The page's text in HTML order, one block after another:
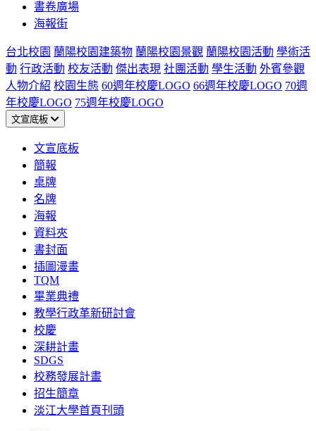
書卷廣場
海報街
台北校園 蘭陽校園建築物 蘭陽校園景觀 蘭陽校園活動 學術活
動 行政活動 校友活動 傑出表現 社團活動 學生活動 外賓參觀
人物介紹 校園生態 60週年校慶LOGO 66週年校慶LOGO 70週
年校慶LOGO 75週年校慶LOGO
文宣底板
文宣底板
簡報
桌牌
名牌
海報
資料夾
書封面
插圖漫畫
TQM
畢業典禮
教學行政革新研討會
校慶
深耕計畫
SDGS
校務發展計畫
招生簡章
淡江大學首頁刊頭